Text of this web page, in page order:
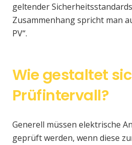
geltender
Zusammenhang spricht man
PV“.
Wie gestaltet
Prüfintervall?
Generell müssen elektrische
geprüft werden, wenn diese